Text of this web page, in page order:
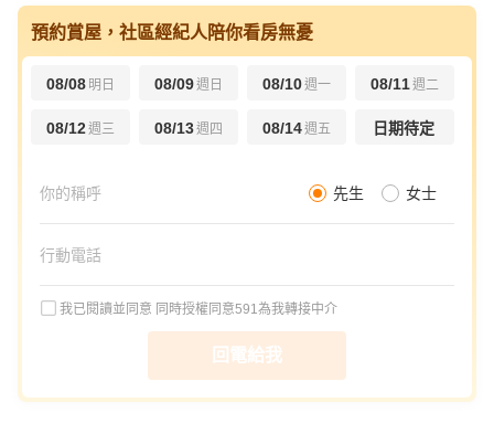
預約賞屋，社區經紀人陪你看房無憂
08/08 明日 08/09週日 08/10週一 08/11週二
08/12週三 08/13週四 08/14週五 日期待定
先生 女士
我已閱讀並同意 同時授權同意591為我轉接中介
回電給我